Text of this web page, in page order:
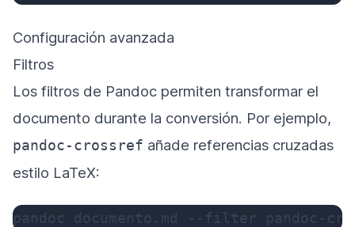
Configuración avanzada
Filtros
Los filtros de Pandoc permiten transformar el
documento durante la conversión. Por ejemplo,
pandoc-crossref añade referencias cruzadas
estilo LaTeX:
pandoc documento.md --filter pandoc-